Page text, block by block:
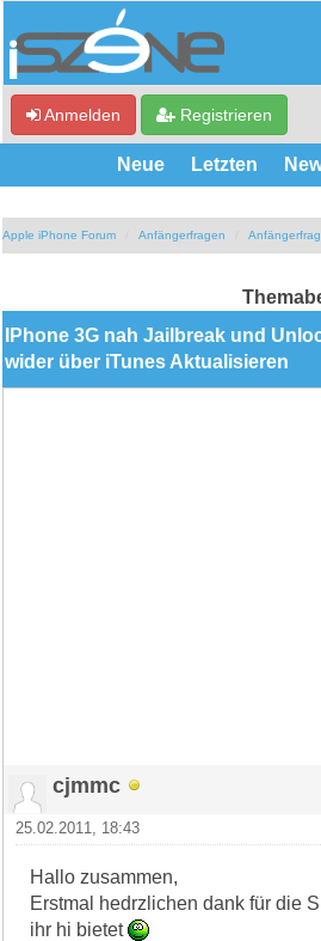
Anmelden Registrieren
Neue Letzten
Apple iPhone Forum Anfängerfragen
IPhone 3G nah Jailbreak und
wider über iTunes Aktualisieren
cjmmc
25.02.2011, 18:43
Hallo zusammen,
Erstmal hedrzlichen dank für die
ihr hi bietet